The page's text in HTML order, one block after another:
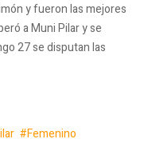
y fueron las mejores
a Muni Pilar y se
27 se disputan las
Femenino